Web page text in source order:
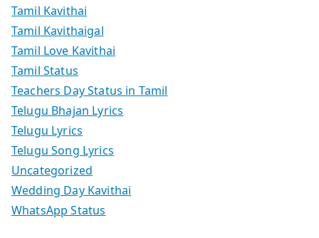
Tamil Kavithai
Tamil Kavithaigal
Tamil Love Kavithai
Tamil Status
Teachers Day Status in Tamil
Telugu Bhajan Lyrics
Telugu Lyrics
Telugu Song Lyrics
Uncategorized
Wedding Day Kavithai
WhatsApp Status